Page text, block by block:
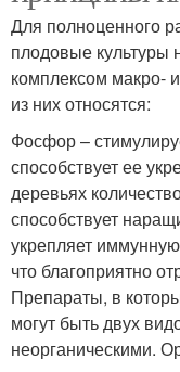
Для полноценного
плодовые культуры
комплексом макро-
из них относятся:
Фосфор –
способствует ее
деревьях
способствует
укрепляет
что благоприятно
Препараты, в
могут быть двух
неорганическими.